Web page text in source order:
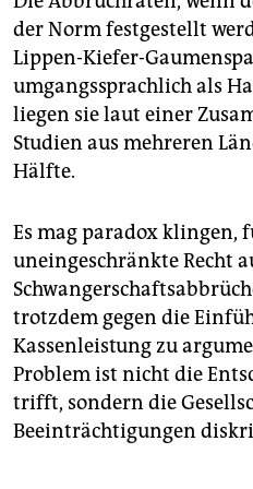
der Norm festgestellt
Lippen-Kiefer-
umgangssprachlich als
liegen sie laut einer
Studien aus mehreren
Hälfte.
Es mag paradox klingen,
uneingeschränkte Recht
trotzdem gegen die
Kassenleistung zu
Problem ist nicht die
trifft, sondern die
Beeinträchtigungen